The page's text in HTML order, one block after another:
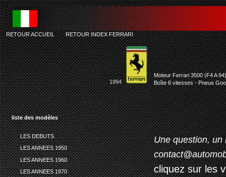
liste des modèles
LES DEBUTS
LES ANNEES 1950
LES ANNEES 1960
LES ANNEES 1970
RETOUR ACCUEIL-RETOUR INDEX FERRARI
1994
Moteur Ferrari 3500 (F4 A
Boîte 6 vitesses - Pneus
Une question, un
cliquez sur les